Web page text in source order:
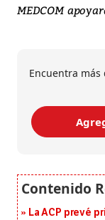
MEDCOM
Encuentra
La ACP prevé